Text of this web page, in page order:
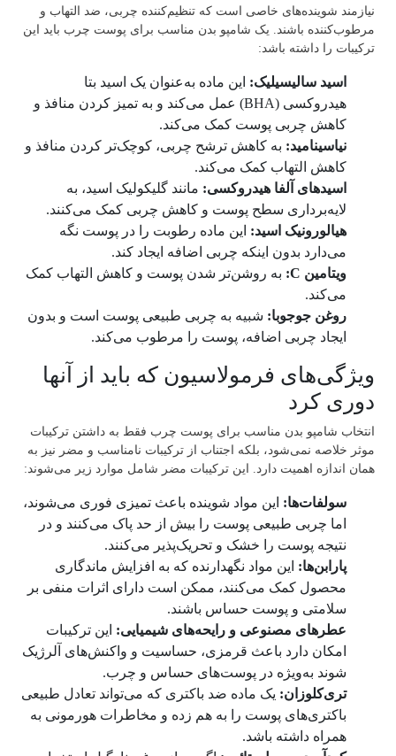
نیازمند شوینده‌های خاصی است که تنظیم‌کننده چربی، ضد التهاب و
مرطوب‌کننده باشند. یک شامپو بدن مناسب برای پوست چرب باید این
ترکیبات را داشته باشد:
اسید سالیسیلیک: این ماده به‌عنوان یک اسید بتا
هیدروکسی (BHA) عمل می‌کند و به تمیز کردن منافذ و
کاهش چربی پوست کمک می‌کند.​
نیاسینامید: به کاهش ترشح چربی، کوچک‌تر کردن منافذ و
کاهش التهاب کمک می‌کند.​
اسیدهای آلفا هیدروکسی: مانند گلیکولیک اسید، به
لایه‌برداری سطح پوست و کاهش چربی کمک می‌کنند.​
هیالورونیک اسید: این ماده رطوبت را در پوست نگه
می‌دارد بدون اینکه چربی اضافه ایجاد کند.​
ویتامین C:
به روشن‌تر شدن پوست و کاهش التهاب کمک
می‌کند.​
روغن جوجوبا: شبیه به چربی طبیعی پوست است و بدون
ایجاد چربی اضافه، پوست را مرطوب می‌کند.​
ویژگی‌های فرمولاسیون که باید از آنها
دوری کرد
انتخاب شامپو بدن مناسب برای پوست چرب فقط به داشتن ترکیبات
موثر خلاصه نمی‌شود، بلکه اجتناب از ترکیبات نامناسب و مضر نیز به
همان اندازه اهمیت دارد. این ترکیبات مضر شامل موارد زیر می‌شوند:
سولفات‌ها: این مواد شوینده باعث تمیزی فوری می‌شوند،
اما چربی طبیعی پوست را بیش از حد پاک می‌کنند و در
نتیجه پوست را خشک و تحریک‌پذیر می‌کنند.
پارابن‌ها: این مواد نگهدارنده که به افزایش ماندگاری
محصول کمک می‌کنند، ممکن است دارای اثرات منفی بر
سلامتی و پوست حساس باشند.
عطرهای مصنوعی و رایحه‌های شیمیایی: این ترکیبات
امکان دارد باعث قرمزی، حساسیت و واکنش‌های آلرژیک
شوند به‌ویژه در پوست‌های حساس و چرب.
تری‌کلوزان: یک ماده ضد باکتری که می‌تواند تعادل طبیعی
باکتری‌های پوست را به هم زده و مخاطرات هورمونی به
همراه داشته باشد.